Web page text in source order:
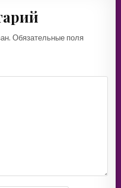
Обязательные поля